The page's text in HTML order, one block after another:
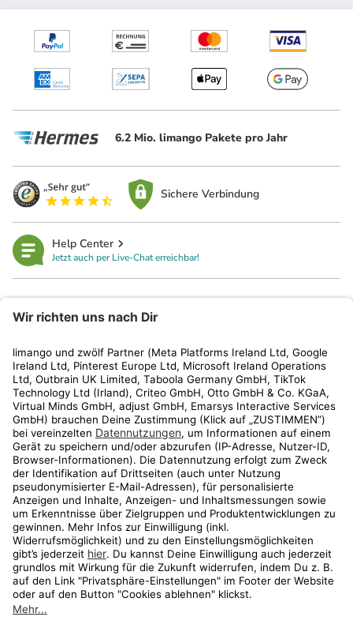
6.2 Mio. limango Pakete pro Jahr
Sichere Verbindung
Help Center
Jetzt auch per Live-Chat erreichbar!
Kundenservice
Shop
Aktionen
Travel